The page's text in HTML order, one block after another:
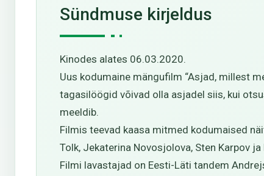
Sündmuse kirjeldus
Kinodes alates 06.03.2020.
Uus kodumaine mängufilm “Asjad, millest
tagasilöögid võivad olla asjadel siis, kui
meeldib.
Filmis teevad kaasa mitmed kodumaised
Tolk, Jekaterina Novosjolova, Sten Karpov ja
Filmi lavastajad on Eesti-Läti tandem